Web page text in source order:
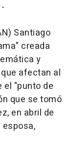
Santiago
creada
y
afectan al
el "punto de
que se tomó
en abril de